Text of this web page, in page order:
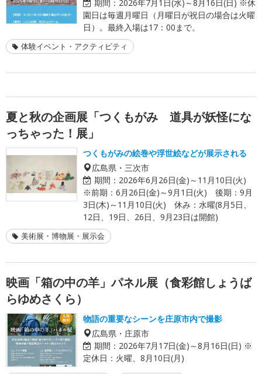
期間： 2026年7月1日(水)～8月16日(日) ※休
園日は毎週月曜日（月曜日が祝日の場合は火曜
日）。最終入場は17：00まで。
体験イベント・アクティビティ
夏と秋の企画展「つくもがみ 道具が妖怪にな
っちゃった！展」
つくもがみの絵巻や浮世絵などが展示される
広島県・三次市
期間： 2026年6月26日(金)～11月10日(火)
※前期：6月26日(金)～9月1日(火) 後期：9月
3日(木)～11月10日(火) 休み：水曜(8月5日、
12日、19日、26日、9月23日は開館)
美術展・博物展・展示会
映画「箱の中の羊」パネル展（食彩館しょうば
らゆめさくら）
物語の重要なシーンを庄原市内で撮影
広島県・庄原市
期間： 2026年7月17日(金)～8月16日(日) ※
定休日：火曜、8月10日(月)